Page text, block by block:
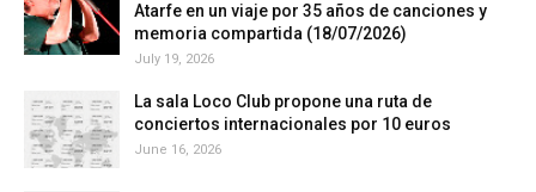
Atarfe en un viaje por 35 años de canciones y
memoria compartida (18/07/2026)
July 19, 2026
La sala Loco Club propone una ruta de
conciertos internacionales por 10 euros
June 16, 2026